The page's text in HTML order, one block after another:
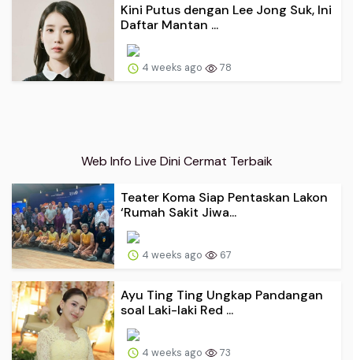
Kini Putus dengan Lee Jong Suk, Ini
Daftar Mantan ...
4 weeks ago 78
Web Info Live Dini Cermat Terbaik
Teater Koma Siap Pentaskan Lakon
‘Rumah Sakit Jiwa...
4 weeks ago 67
Ayu Ting Ting Ungkap Pandangan
soal Laki-laki Red ...
4 weeks ago 73